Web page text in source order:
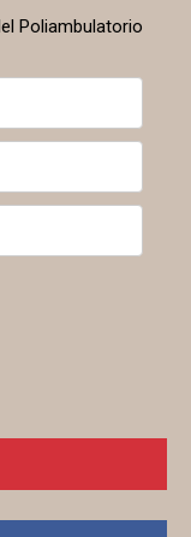
Poliambulatorio